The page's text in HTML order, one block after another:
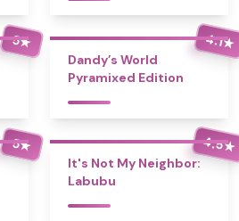
5★ 4.1★
Dandy’s World
Pyramixed Edition
5★ 4.5★
It's Not My Neighbor:
Labubu